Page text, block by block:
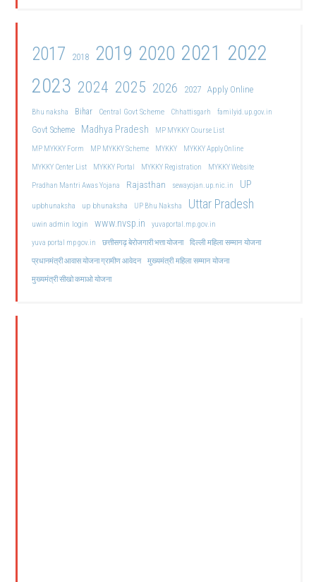
2017 2018 2019 2020 2021 2022
2023 2024 2025 2026 2027 Apply Online
Bhu naksha Bihar Central Govt Scheme Chhattisgarh familyid.up.gov.in
Govt Scheme Madhya Pradesh
MP MYKKY Course List
MP MYKKY Form
MP MYKKY Scheme MYKKY
MYKKY Apply Online
MYKKY Center List
MYKKY Portal MYKKY Registration
MYKKY Website
Pradhan Mantri Awas Yojana
Rajasthan sewayojan.up.nic.in UP
upbhunaksha up bhunaksha UP Bhu Naksha Uttar Pradesh
uwin admin login www.nvsp.in
yuvaportal.mp.gov.in
yuva portal mp gov.in
छत्तीसगढ़ बेरोजगारी भत्ता योजना दिल्ली महिला सम्मान योजना
प्रधानमंत्री आवास योजना ग्रामीण आवेदन मुख्यमंत्री महिला सम्मान योजना
मुख्यमंत्री सीखो कमाओ योजना